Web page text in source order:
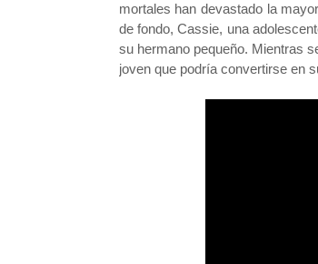
mortales han devastado la
de fondo, Cassie, una
su hermano pequeño. Mientras
joven que podría convertirse en